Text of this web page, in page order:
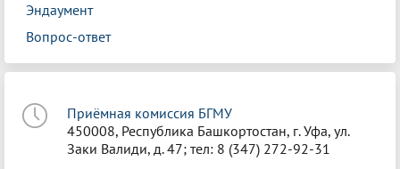
Эндаумент
Вопрос-ответ
Приёмная комиссия БГМУ
450008, Республика Башкортостан, г. Уфа, ул.
Заки Валиди, д. 47; тел: 8 (347) 272-92-31